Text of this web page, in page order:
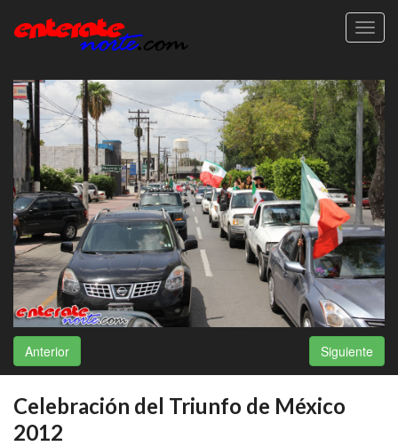
Anterior Siguiente
Celebración del Triunfo de México
2012